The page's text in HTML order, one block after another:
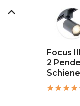
Focus
2